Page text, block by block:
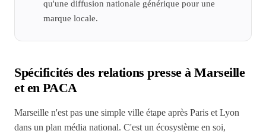
qu'une diffusion nationale générique pour une
marque locale.
Spécificités des relations presse à Marseille
et en PACA
Marseille n'est pas une simple ville étape après Paris et Lyon
dans un plan média national. C'est un écosystème en soi,